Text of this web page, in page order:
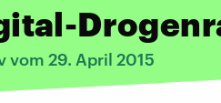
vom 29. April 2015